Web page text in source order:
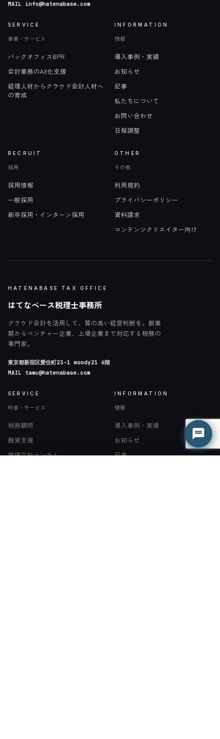
MAIL info@hatenabase.com
SERVICE
事業・サービス
バックオフィスBPR
会計業務のAX化支援
経理人材からクラウド会計人材へ
の育成
INFORMATION
情報
導入事例・実績
お知らせ
記事
私たちについて
お問い合わせ
日程調整
RECRUIT
採用
採用情報
一般採用
新卒採用・インターン採用
OTHER
その他
利用規約
プライバシーポリシー
資料請求
コンテンツクリエイター向け
HATENABASE TAX OFFICE
はてなベース税理士事務所
クラウド会計を活用して、質の高い経営判断を。創業
期からベンチャー企業、上場企業まで対応する税務の
専門家。
東京都新宿区愛住町23-1 woody21 6階
MAIL tamu@hatenabase.com
SERVICE
料金・サービス
税務顧問
融資支援
管理会計コンサル
INFORMATION
情報
導入事例・実績
お知らせ
記事
はてな君
はてな君